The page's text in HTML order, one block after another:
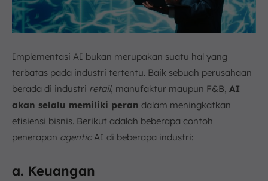
Implementasi AI bukan merupakan suatu hal yang
terbatas pada industri tertentu. Baik sebuah perusahaan
berada di industri retail, manufaktur maupun F&B, AI
akan selalu memiliki peran dalam meningkatkan
efisiensi bisnis. Berikut adalah beberapa contoh
penerapan agenticAI di beberapa industri:
a. Keuangan